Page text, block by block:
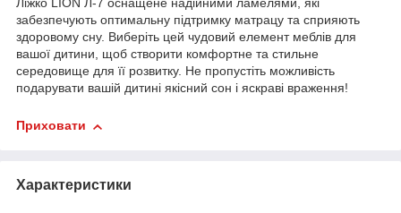
Ліжко LION Л-7 оснащене надійними ламелями, які
забезпечують оптимальну підтримку матрацу та сприяють
здоровому сну. Виберіть цей чудовий елемент меблів для
вашої дитини, щоб створити комфортне та стильне
середовище для її розвитку. Не пропустіть можливість
подарувати вашій дитині якісний сон і яскраві враження!
Приховати
Характеристики